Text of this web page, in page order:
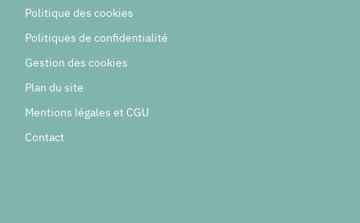
Politique des cookies
Politiques de confidentialité
Gestion des cookies
Plan du site
Mentions légales et CGU
Contact